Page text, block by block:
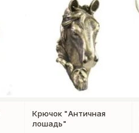
Крючок "Античная
лошадь"